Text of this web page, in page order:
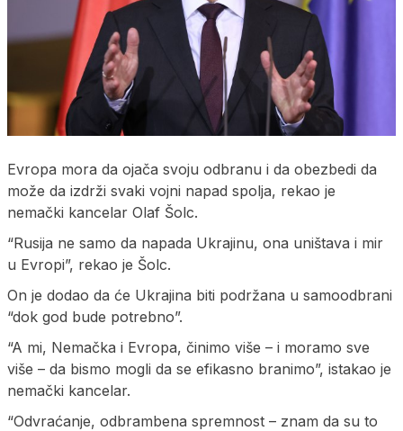
Evropa mora da ojača svoju odbranu i da obezbedi da
može da izdrži svaki vojni napad spolja, rekao je
nemački kancelar Olaf Šolc.
“Rusija ne samo da napada Ukrajinu, ona uništava i mir
u Evropi”, rekao je Šolc.
On je dodao da će Ukrajina biti podržana u samoodbrani
“dok god bude potrebno”.
“A mi, Nemačka i Evropa, činimo više – i moramo sve
više – da bismo mogli da se efikasno branimo”, istakao je
nemački kancelar.
“Odvraćanje, odbrambena spremnost – znam da su to